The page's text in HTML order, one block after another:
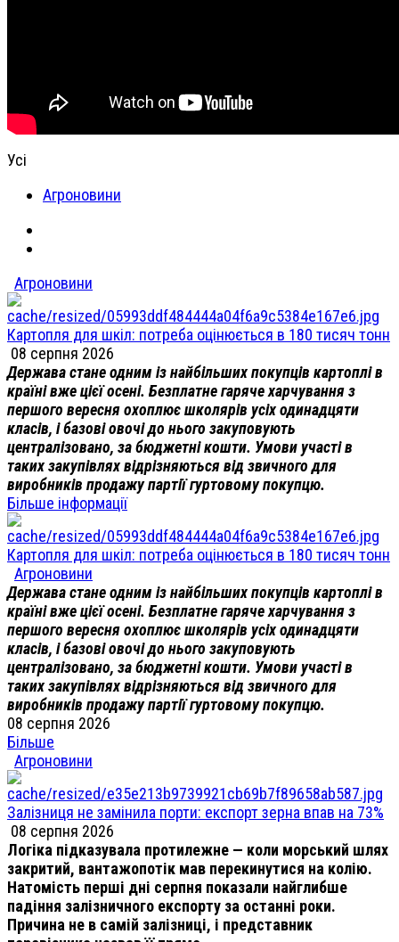
Усі
Агроновини
Агроновини
Картопля для шкіл: потреба оцінюється в 180 тисяч тонн
08 серпня 2026
Держава стане одним із найбільших покупців картоплі в
країні вже цієї осені. Безплатне гаряче харчування з
першого вересня охоплює школярів усіх одинадцяти
класів, і базові овочі до нього закуповують
централізовано, за бюджетні кошти. Умови участі в
таких закупівлях відрізняються від звичного для
виробників продажу партії гуртовому покупцю.
Більше інформації
Картопля для шкіл: потреба оцінюється в 180 тисяч тонн
Агроновини
Держава стане одним із найбільших покупців картоплі в
країні вже цієї осені. Безплатне гаряче харчування з
першого вересня охоплює школярів усіх одинадцяти
класів, і базові овочі до нього закуповують
централізовано, за бюджетні кошти. Умови участі в
таких закупівлях відрізняються від звичного для
виробників продажу партії гуртовому покупцю.
08 серпня 2026
Більше
Агроновини
Залізниця не замінила порти: експорт зерна впав на 73%
08 серпня 2026
Логіка підказувала протилежне — коли морський шлях
закритий, вантажопотік мав перекинутися на колію.
Натомість перші дні серпня показали найглибше
падіння залізничного експорту за останні роки.
Причина не в самій залізниці, і представник